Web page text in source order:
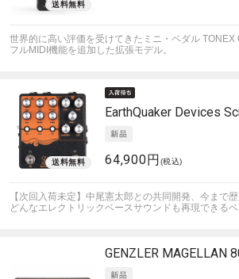
世界的に高い評価を受けてきたミニ・ペダル TONEX
フルMIDI機能を追加した拡張モデル。
EarthQuaker Devices
64,900円 (税込)
【次回入荷未定】中尾憲太郎との共同開発、今まで
どんなエレクトリックベースサウンドも再現できるベ
GENZLER MAGELLAN